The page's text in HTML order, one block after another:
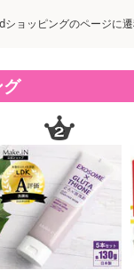
ョッピングのページに遷